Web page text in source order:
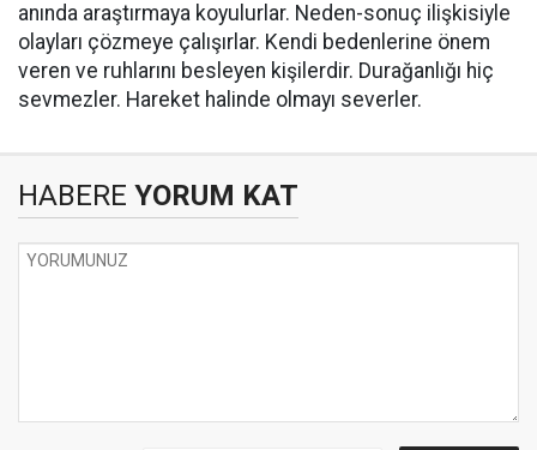
anında araştırmaya koyulurlar. Neden-sonuç ilişkisiyle
olayları çözmeye çalışırlar. Kendi bedenlerine önem
veren ve ruhlarını besleyen kişilerdir. Durağanlığı hiç
sevmezler. Hareket halinde olmayı severler.
HABERE YORUM KAT